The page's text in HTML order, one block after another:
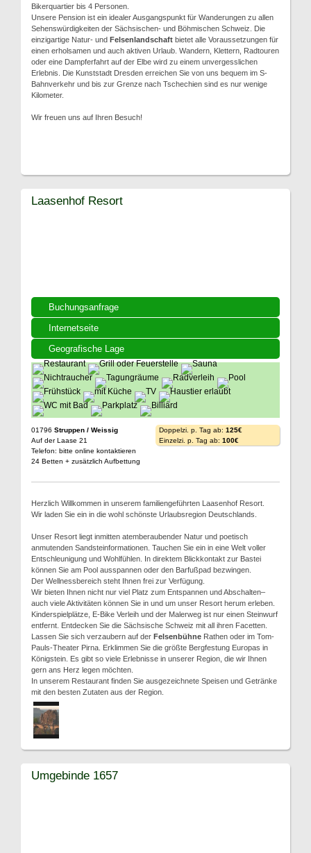
Bikerquartier bis 4 Personen.
Unsere Pension ist ein idealer Ausgangspunkt für Wanderungen zu allen
Sehenswürdigkeiten der Sächsischen- und Böhmischen Schweiz. Die
einzigartige Natur- und Felsenlandschaft bietet alle Voraussetzungen für
einen erholsamen und auch aktiven Urlaub. Wandern, Klettern, Radtouren
oder eine Dampferfahrt auf der Elbe wird zu einem unvergesslichen
Erlebnis. Die Kunststadt Dresden erreichen Sie von uns bequem im S-
Bahnverkehr und bis zur Grenze nach Tschechien sind es nur wenige
Kilometer.
Wir freuen uns auf Ihren Besuch!
Buchungsanfrage
Internetseite
Geografische Lage
Laasenhof Resort
01796 Struppen / Weissig
Auf der Laase 21
Telefon: bitte online kontaktieren
24 Betten + zusätzlich Aufbettung
Doppelzi. p. Tag ab: 125€
Einzelzi. p. Tag ab: 100€
Herzlich Willkommen in unserem familiengeführten Laasenhof Resort.
Wir laden Sie ein in die wohl schönste Urlaubsregion Deutschlands.
Unser Resort liegt inmitten atemberaubender Natur und poetisch
anmutenden Sandsteinformationen. Tauchen Sie ein in eine Welt voller
Entschleunigung und Wohlfühlen. In direktem Blickkontakt zur Bastei
können Sie am Pool ausspannen oder den Barfußpad bezwingen.
Der Wellnessbereich steht Ihnen frei zur Verfügung.
Wir bieten Ihnen nicht nur viel Platz zum Entspannen und Abschalten–
auch viele Aktivitäten können Sie in und um unser Resort herum erleben.
Kinderspielplätze, E-Bike Verleih und der Malerweg ist nur einen Steinwurf
entfernt. Entdecken Sie die Sächsische Schweiz mit all ihren Facetten.
Lassen Sie sich verzaubern auf der Felsenbühne Rathen oder im Tom-
Pauls-Theater Pirna. Erklimmen Sie die größte Bergfestung Europas in
Königstein. Es gibt so viele Erlebnisse in unserer Region, die wir Ihnen
gern ans Herz legen möchten.
In unserem Restaurant finden Sie ausgezeichnete Speisen und Getränke
mit den besten Zutaten aus der Region.
Umgebinde 1657